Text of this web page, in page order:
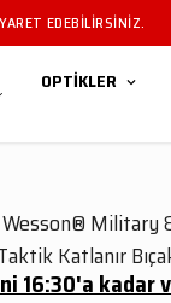
EDEBILIRSINIZ.
OPTİKLER
Military
Katlanır
16:30'a kadar